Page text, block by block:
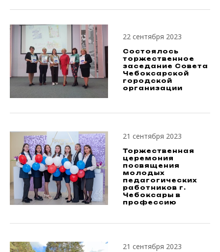
22 сентября 2023
Состоялось
торжественное
заседание Совета
Чебоксарской
городской
организации
21 сентября 2023
Торжественная
церемония
посвящения
молодых
педагогических
работников г.
Чебоксары в
профессию
21 сентября 2023